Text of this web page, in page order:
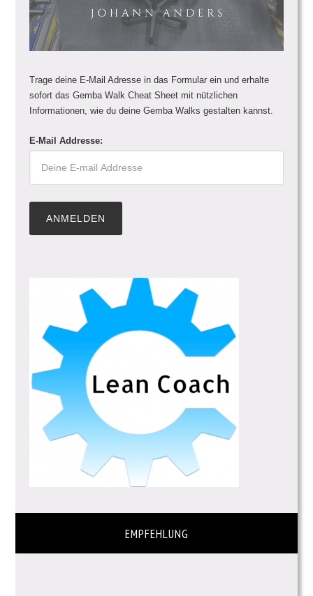
Trage deine E-Mail Adresse in das Formular ein und erhalte
sofort das Gemba Walk Cheat Sheet mit nützlichen
Informationen, wie du deine Gemba Walks gestalten kannst.
E-Mail Addresse:
EMPFEHLUNG